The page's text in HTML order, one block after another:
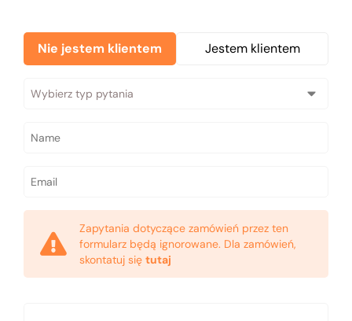
Nie jestem klientem Jestem klientem
Zapytania dotyczące zamówień przez ten
formularz będą ignorowane. Dla zamówień,
skontatuj się tutaj